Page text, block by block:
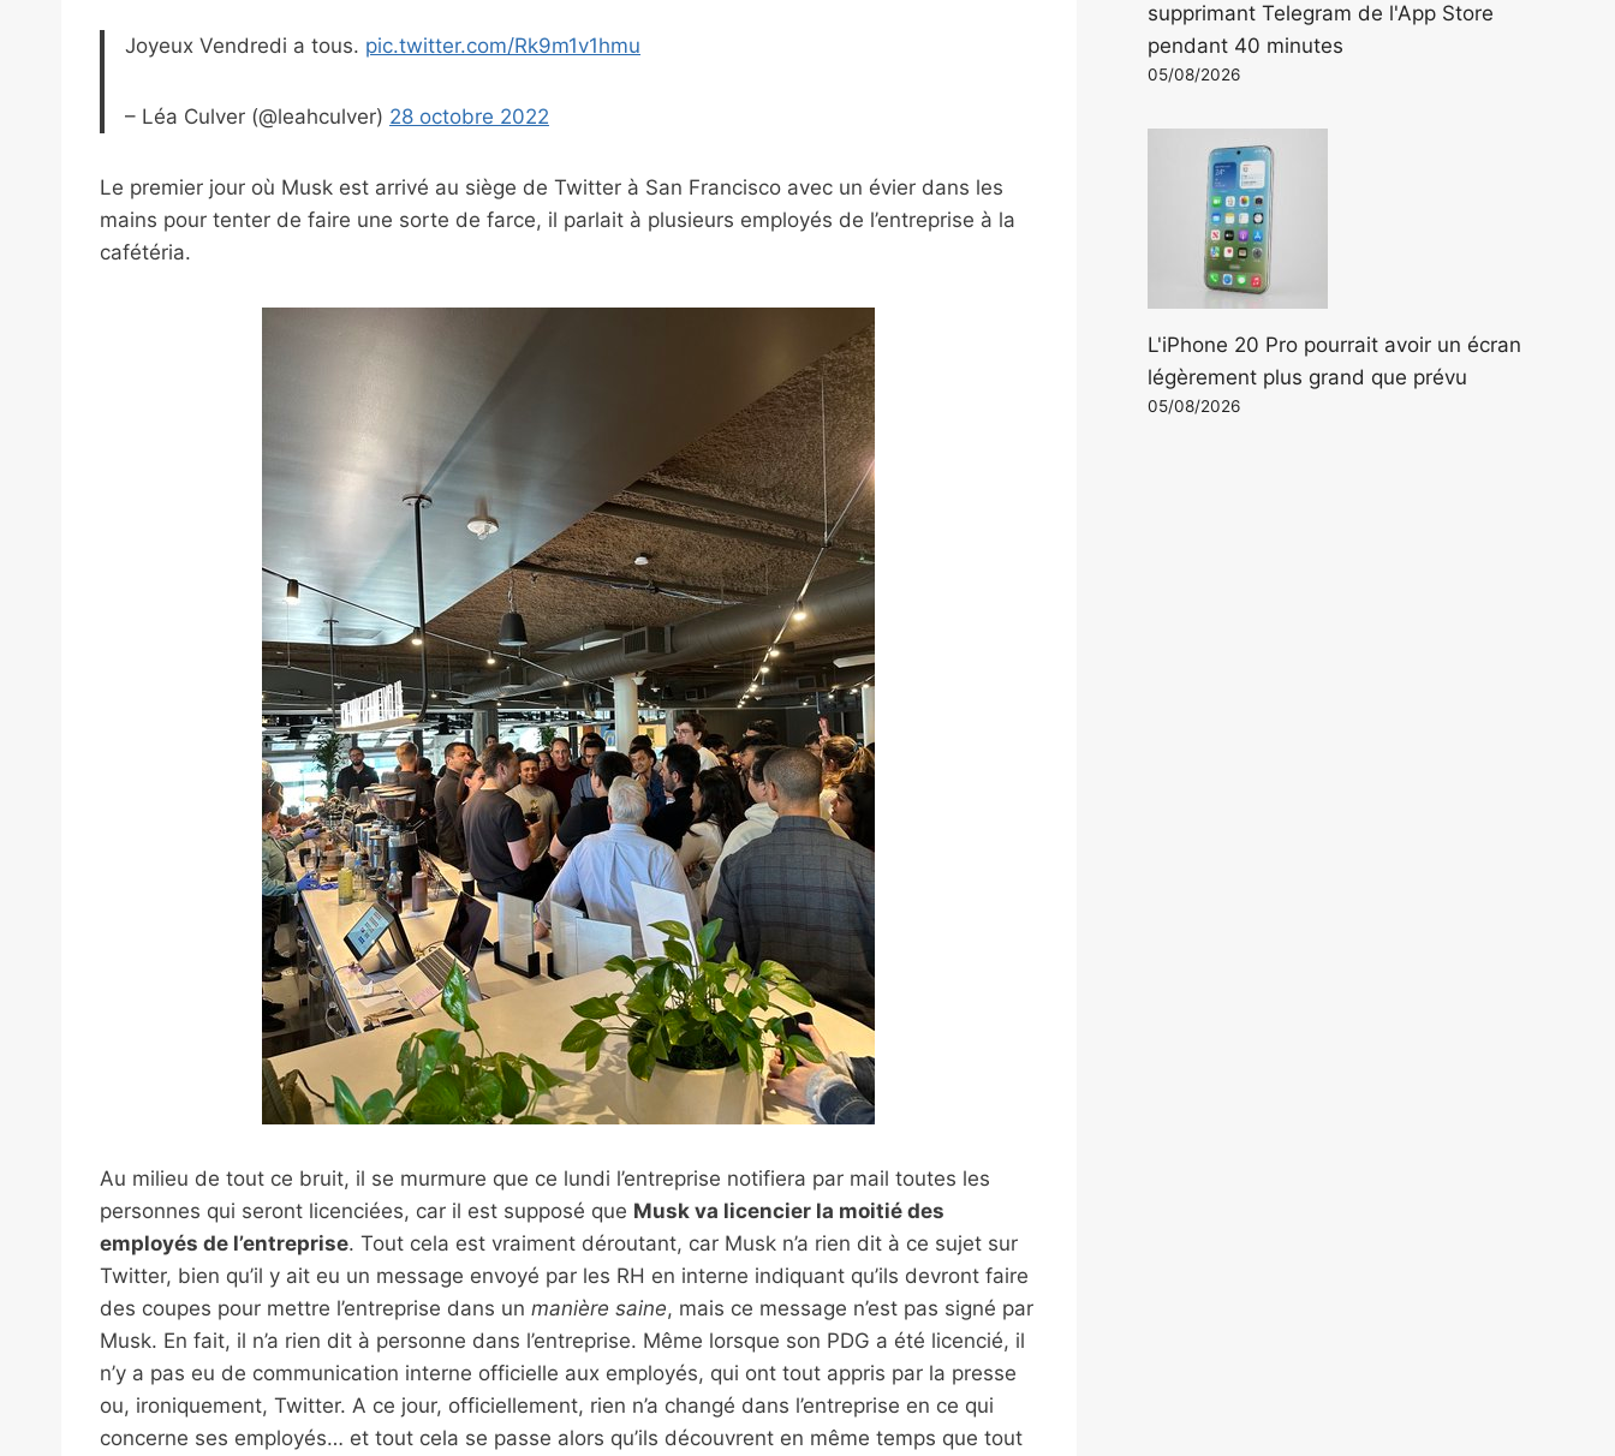
Joyeux Vendredi a tous. pic.twitter.com/Rk9m1v1hmu
– Léa Culver (@leahculver) 28 octobre 2022
Le premier jour où Musk est arrivé au siège de Twitter à San Francisco avec un évier dans les
mains pour tenter de faire une sorte de farce, il parlait à plusieurs employés de l’entreprise à la
cafétéria.
Au milieu de tout ce bruit, il se murmure que ce lundi l’entreprise notifiera par mail toutes les
personnes qui seront licenciées, car il est supposé que Musk va licencier la moitié des
employés de l’entreprise. Tout cela est vraiment déroutant, car Musk n’a rien dit à ce sujet sur
Twitter, bien qu’il y ait eu un message envoyé par les RH en interne indiquant qu’ils devront faire
des coupes pour mettre l’entreprise dans un manière saine, mais ce message n’est pas signé par
Musk. En fait, il n’a rien dit à personne dans l’entreprise. Même lorsque son PDG a été licencié, il
n’y a pas eu de communication interne officielle aux employés, qui ont tout appris par la presse
ou, ironiquement, Twitter. A ce jour, officiellement, rien n’a changé dans l’entreprise en ce qui
concerne ses employés… et tout cela se passe alors qu’ils découvrent en même temps que tout
supprimant Telegram de l'App Store
pendant 40 minutes
05/08/2026
L'iPhone 20 Pro pourrait avoir un écran
légèrement plus grand que prévu
05/08/2026